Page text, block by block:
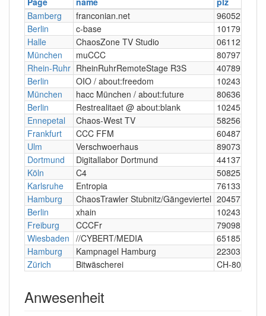
Bamberg
franconian.net
96052
Berlin
c-base
10179
Halle
ChaosZone TV Studio
06112
München
muCCC
80797
Rhein-Ruhr RheinRuhrRemoteStage R3S
40789
Berlin
OIO / about:freedom
10243
München
hacc München / about:future
80636
Berlin
Restrealitaet @ about:blank
10245
Ennepetal
Chaos-West TV
58256
Frankfurt
CCC FFM
60487
Ulm
Verschwoerhaus
89073
Dortmund
Digitallabor Dortmund
44137
Köln
C4
50825
Karlsruhe
Entropia
76133
Hamburg
ChaosTrawler Stubnitz/Gängeviertel 20457;
Berlin
xhain
10243
Freiburg
CCCFr
79098
Wiesbaden //CYBERT/MEDIA
65185
Hamburg
Kampnagel Hamburg
22303
Zürich
Bitwäscherei CH-8005
Anwesenheit